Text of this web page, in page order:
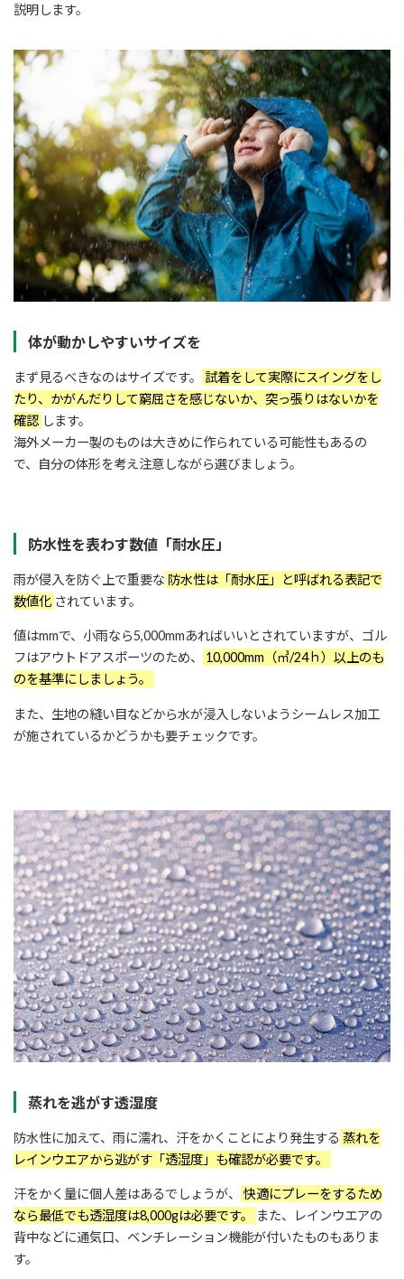
説明します。
体が動かしやすいサイズを
まず見るべきなのはサイズです。
試着をして実際にスイングをし
たり、かがんだりして窮屈さを感じないか、突っ張りはないかを
確認 します。
海外メーカー製のものは大きめに作られている可能性もあるの
で、自分の体形を考え注意しながら選びましょう。
防水性を表わす数値「耐水圧」
雨が侵入を防ぐ上で重要な 防水性は「耐水圧」と呼ばれる表記で
数値化 されています。
値はmmで、小雨なら5,000mmあればいいとされていますが、ゴル
フはアウトドアスポーツのため、
10,000mm（㎥/24ｈ）以上のも
のを基準にしましょう。
また、生地の縫い目などから水が浸入しないようシームレス加工
が施されているかどうかも要チェックです。
蒸れを逃がす透湿度
防水性に加えて、雨に濡れ、汗をかくことにより発生する 蒸れを
レインウエアから逃がす「透湿度」も確認が必要です。
汗をかく量に個人差はあるでしょうが、
快適にプレーをするため
なら最低でも透湿度は8,000gは必要です。
また、レインウエアの
背中などに通気口、ベンチレーション機能が付いたものもありま
す。